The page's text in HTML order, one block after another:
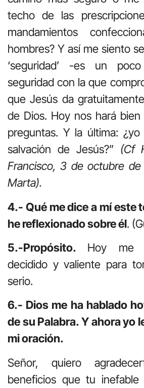
techo de las
mandamientos
hombres? Y así me siento
‘seguridad’ -es un
seguridad con la que
que Jesús da
de Dios. Hoy nos hará
preguntas. Y la última:
salvación de Jesús?” (Cf
Francisco, 3 de octubre de
Marta).
4.- Qué me dice a mí este
he reflexionado sobre él.
5.-Propósito. Hoy me
decidido y valiente para
serio.
6.- Dios me ha hablado
de su Palabra. Y ahora yo
mi oración.
Señor, quiero
beneficios que tu